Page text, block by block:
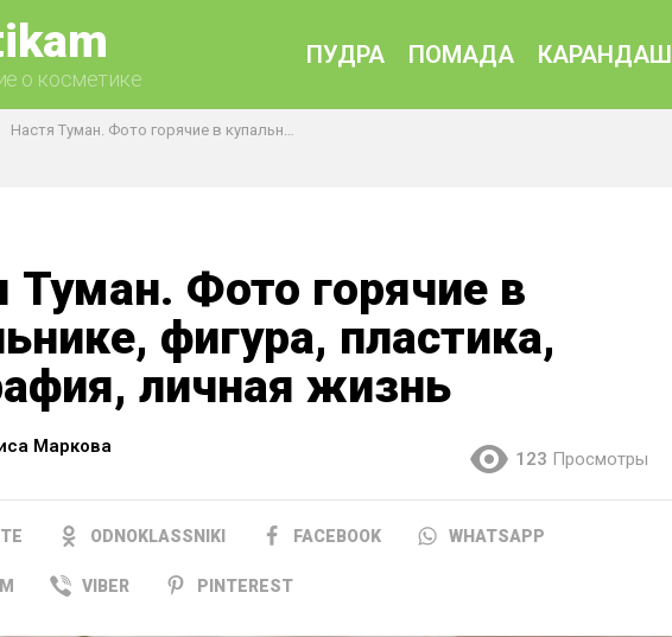
о косметике
ПУДРА ПОМАДА КАРАНДАШ
Настя Туман. Фото горячие в купальнике, фигура, пластика, биография, личная жизнь
Туман. Фото горячие в
фигура, пластика,
личная жизнь
Маркова
123 Просмотры
ODNOKLASSNIKI FACEBOOK WHATSAPP
VIBER PINTEREST